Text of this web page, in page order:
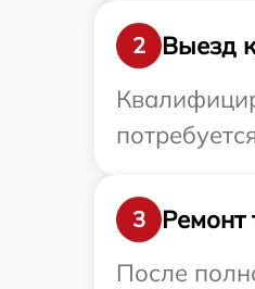
2
Выезд
3
Ремонт
После